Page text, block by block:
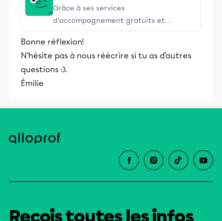
Grâce à ses services
d’accompagnement gratuits et
stimulants, Alloprof engage les élèves
et leurs parents dans la réussite
éducative.
Bonne réflexion!
N’hésite pas à nous réécrire si tu as d’autres
questions :).
Émilie
Reçois toutes les infos